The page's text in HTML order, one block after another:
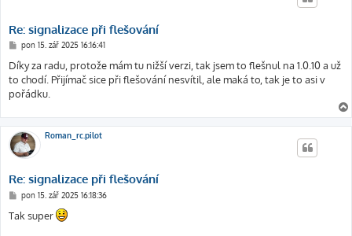
Re: signalizace při flešování
P
í
s
p
ě
v
k
pon 15. zář 2025 16:16:41
Díky za radu, protože mám tu nižší verzi, tak jsem to flešnul na 1.0.10 a už
to chodí. Přijímač sice při flešování nesvítil, ale maká to, tak je to asi v
pořádku.
Roman_rc.pilot
Re: signalizace při flešování
P
í
s
pon 15. zář 2025 16:18:36
Tak super